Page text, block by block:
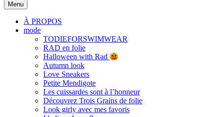
Menu
À PROPOS
mode
TODIEFORSWIMWEAR
RAD en folie
Halloween with Rad
Autumn look
Love Sneakers
Petite Mendigote
Les cuissardes sont à l’honneur
Découvrez Trois Grains de folie
Look girly avec mes favoris